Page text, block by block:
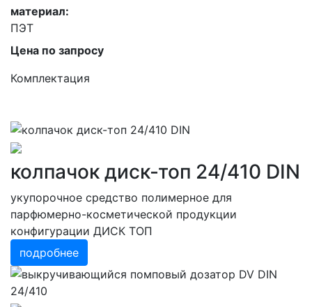
материал:
ПЭТ
Цена по запросу
Комплектация
колпачок диск-топ 24/410 DIN
укупорочное средство полимерное для
парфюмерно-косметической продукции
конфигурации ДИСК ТОП
подробнее